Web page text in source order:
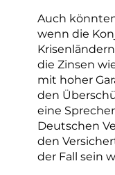
Auch
wenn die
die Zinsen
mit hoher
den
eine
Deutschen
den
der Fall sein